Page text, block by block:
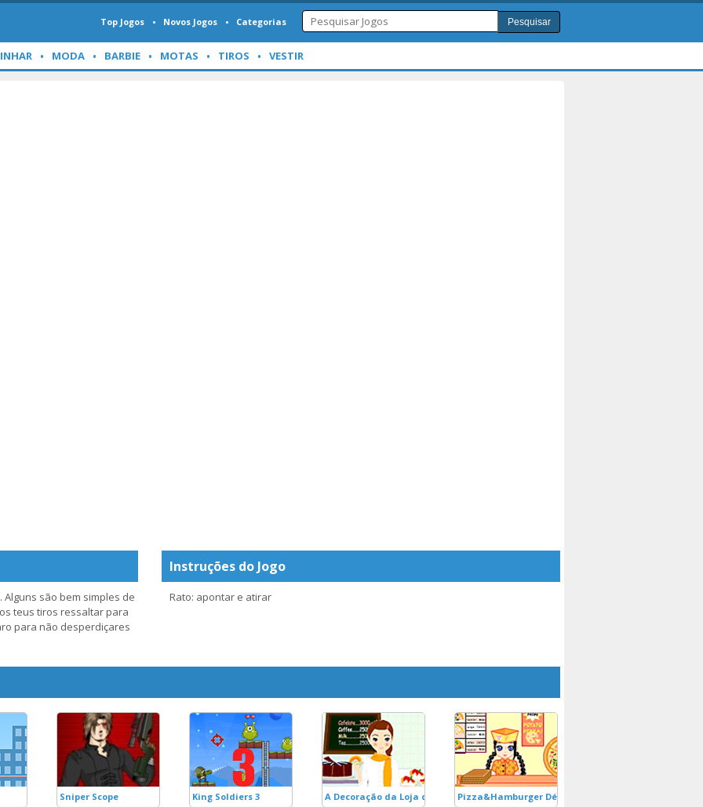
Top Jogos Novos Jogos Categorias Pesquisar
MODA BARBIE MOTAS TIROS VESTIR
são bem simples de
teus tiros ressaltar para
para não desperdiçares
Instruções do Jogo
Rato: apontar e atirar
Sniper Scope King Soldiers 3 A Decoração da Loja de BolosPizza&Hamburger Décor